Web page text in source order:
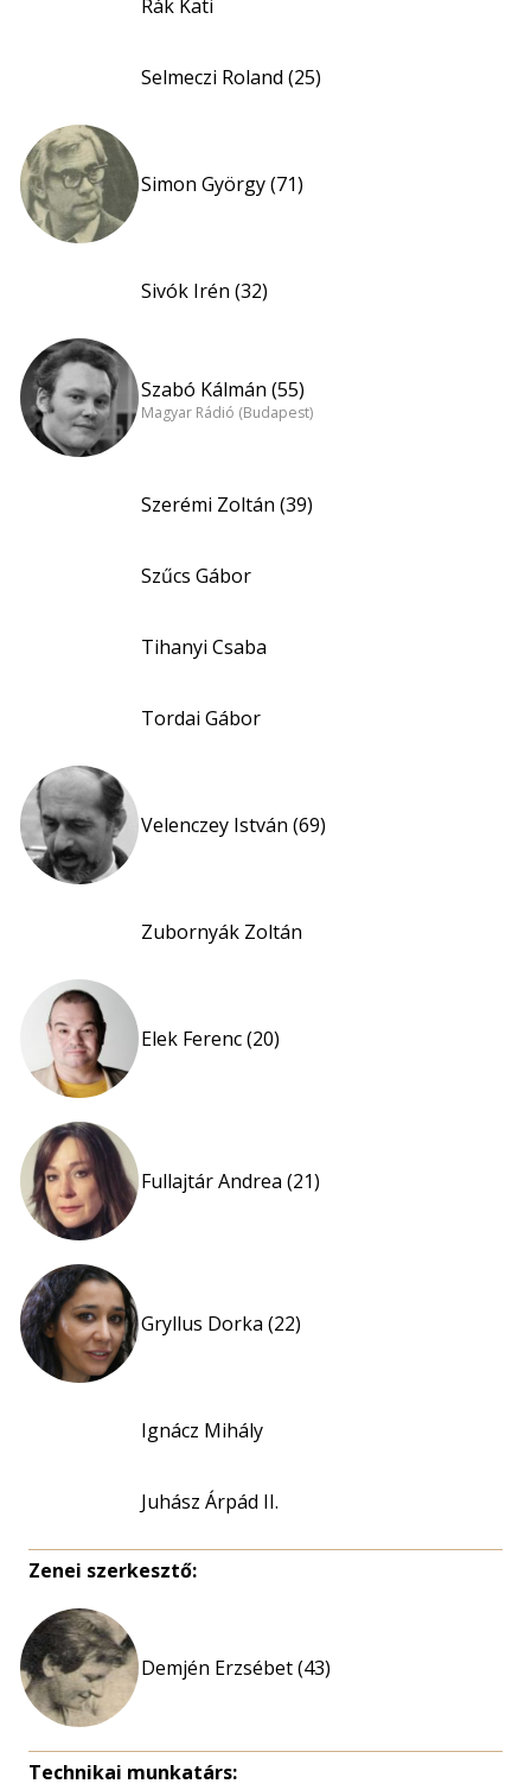
Rák Kati
Selmeczi Roland (25)
Simon György (71)
Sivók Irén (32)
Szabó Kálmán (55)
Magyar Rádió (Budapest)
Szerémi Zoltán (39)
Szűcs Gábor
Tihanyi Csaba
Tordai Gábor
Velenczey István (69)
Zubornyák Zoltán
Elek Ferenc (20)
Fullajtár Andrea (21)
Gryllus Dorka (22)
Ignácz Mihály
Juhász Árpád II.
Zenei szerkesztő:
Demjén Erzsébet (43)
Technikai munkatárs: